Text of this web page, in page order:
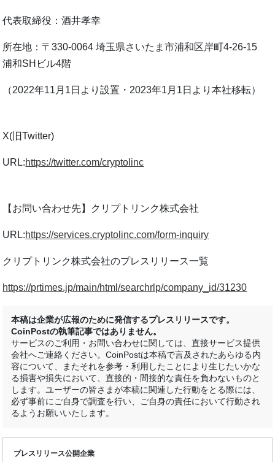
代表取締役：酒井孝幸
所在地：〒330-0064 埼玉県さいたま市浦和区岸町4-26-15
浦和SHビル4階
（2022年11月1日より設置・2023年1月1日より本社移転）
X(旧Twitter)
URL:https://twitter.com/cryptolinc
【お問い合わせ先】クリプトリンク株式会社
URL:https://services.cryptolinc.com/form-inquiry
クリプトリンク株式会社のプレスリリース⼀覧
https://prtimes.jp/main/html/searchrlp/company_id/31230
本稿は企業が広報のために発信するプレスリリースです。
CoinPostの執筆記事ではありません。
サービスのご利用・お問い合わせに関しては、直接サービス提供
会社へご連絡ください。CoinPostは本稿で言及されたあらゆる内
容について、またそれを参考・利用したことにより生じたいかな
る損害や損失において、直接的・間接的な責任を負わないものと
します。ユーザーの皆さまが本稿に関連した行動をとる際には、
必ず事前にご自身で調査を行い、ご自身の責任において行動され
るようお願いいたします。
プレスリリース公開企業